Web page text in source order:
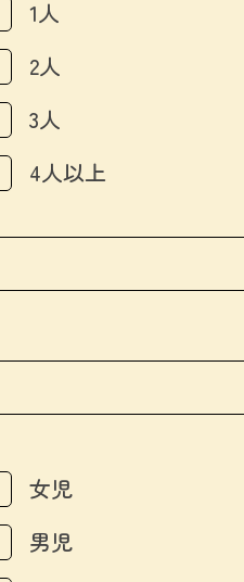
1人
2人
3人
4人以上
女児
男児